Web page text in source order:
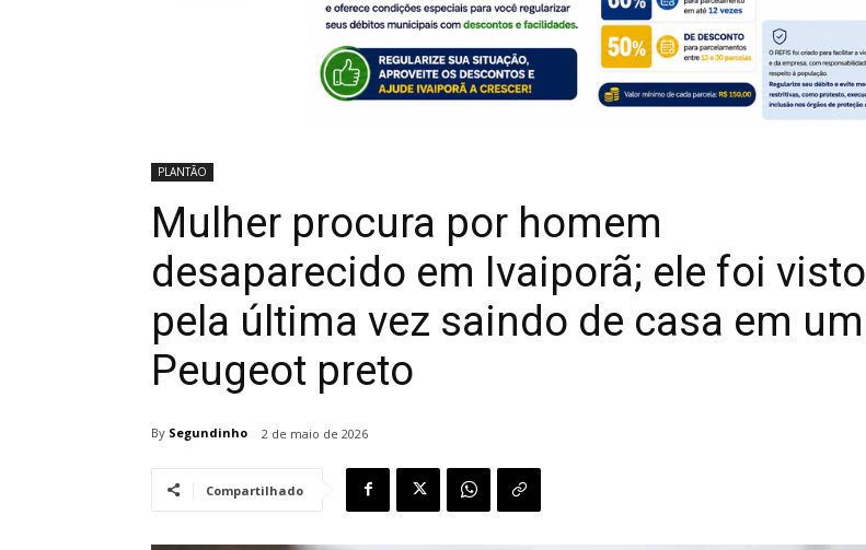
PLANTÃO
Mulher procura por homem
desaparecido em Ivaiporã; ele foi visto
pela última vez saindo de casa em um
Peugeot preto
By Segundinho 2 de maio de 2026
Compartilhado